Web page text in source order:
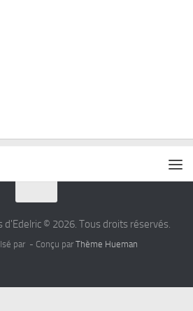
d'Edelric © 2026. Tous droits réservés.
par - Conçu par Thème Hueman